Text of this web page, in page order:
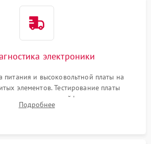
электроники
питания и высоковольтной платы на
элементов. Тестирование платы
целостности шлейфов, контактов
(датчиков прохождения и наличия
Подробнее